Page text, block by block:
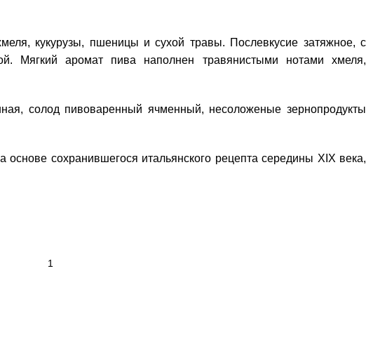
кукурузы, пшеницы и сухой травы. Послевкусие затяжное, с
Мягкий аромат пива наполнен травянистыми нотами хмеля,
солод пивоваренный ячменный, несоложеные зернопродукты
сохранившегося итальянского рецепта середины XIX века,